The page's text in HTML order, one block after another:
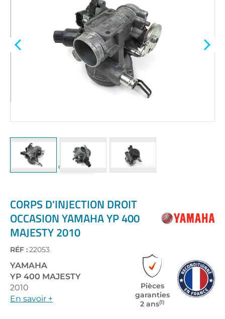
gallery
the
beginning
of
the
images
gallery
CORPS D'INJECTION DROIT
OCCASION YAMAHA YP 400
MAJESTY 2010
RÉF :22053
YAMAHA
YP 400 MAJESTY
2010
En savoir +
Pièces
garanties
2 ans(1)